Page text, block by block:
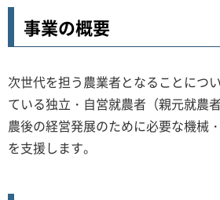
事業の概要
次世代を担う農業者となることにつ
ている独立・自営就農者（親元就農
農後の経営発展のために必要な機械
を支援します。